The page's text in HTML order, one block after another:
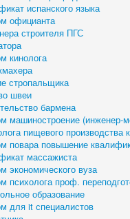
испанского языка
официанта
строителя ПГС
кинолога
стропальщика
швеи
бармена
машиностроение (инженер-
пищевого производства
повара повышение
массажиста
экономического вуза
психолога проф.
образование
для it специалистов